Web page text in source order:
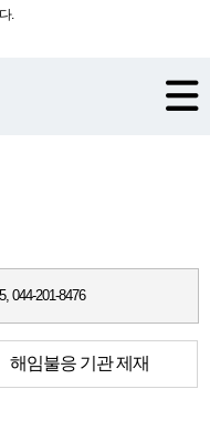
.
044-201-8476
해임불응 기관 제재